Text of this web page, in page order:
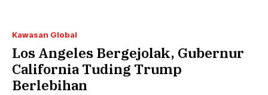
Kawasan Global
Los Angeles Bergejolak, Gubernur
California Tuding Trump
Berlebihan